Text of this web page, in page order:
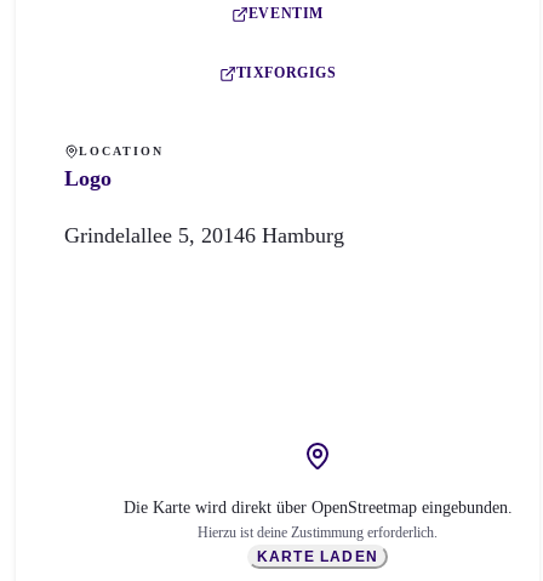
EVENTIM
TIXFORGIGS
LOCATION
Logo
Grindelallee 5, 20146 Hamburg
Die Karte wird direkt über OpenStreetmap eingebunden.
Hierzu ist deine Zustimmung erforderlich.
KARTE LADEN